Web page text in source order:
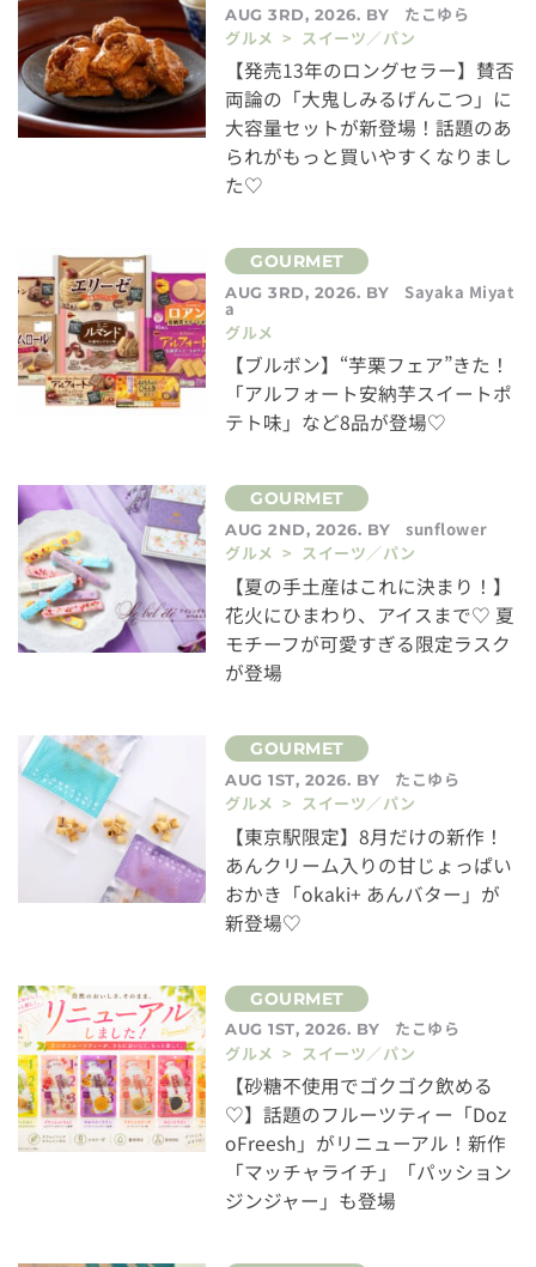
AUG 3RD, 2026. BY
たこゆら
グルメ > スイーツ／パン
【発売13年のロングセラー】賛否
両論の「大鬼しみるげんこつ」に
大容量セットが新登場！話題のあ
られがもっと買いやすくなりまし
た♡
AUG 3RD, 2026. BY Sayaka Miyat
a
グルメ
【ブルボン】“芋栗フェア”きた！
「アルフォート安納芋スイートポ
テト味」など8品が登場♡
AUG 2ND, 2026. BY
sunflower
グルメ > スイーツ／パン
【夏の手土産はこれに決まり！】
花火にひまわり、アイスまで♡ 夏
モチーフが可愛すぎる限定ラスク
が登場
AUG 1ST, 2026. BY
たこゆら
グルメ > スイーツ／パン
【東京駅限定】8月だけの新作！
あんクリーム入りの甘じょっぱい
おかき「okaki+ あんバター」が
新登場♡
AUG 1ST, 2026. BY
たこゆら
グルメ > スイーツ／パン
【砂糖不使用でゴクゴク飲める
♡】話題のフルーツティー「Doz
oFreesh」がリニューアル！新作
「マッチャライチ」「パッション
ジンジャー」も登場